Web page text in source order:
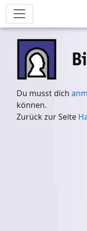
Du musst dich
können.
Zurück zur Seite